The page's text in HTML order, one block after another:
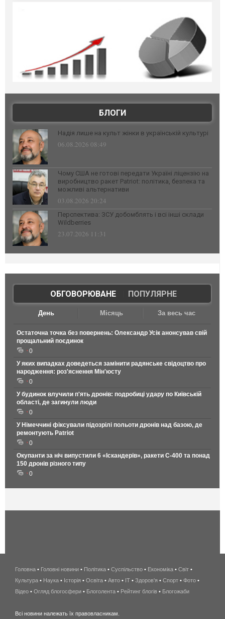
БЛОГИ
Надія лише на культ жінки в українській культурі
06.08.2026 08:49
Чому США не готові передати Україні ліцензію на
виробництво ракет Patriot: політика, безпека та
можливі альтернативи
03.08.2026 20:24
Перспектива: ЗСУ добомблять і всі інші склади
Wildberries
23.07.2026 11:31
ОБГОВОРЮВАНЕ| ПОПУЛЯРНЕ
День Місяць За весь час
Остаточна точка без повернень: Олександр Усік анонсував свій
прощальний поєдинок
0
У яких випадках доведеться замінити радянське свідоцтво про
народження: роз'яснення Мін'юсту
0
У будинок влучили п'ять дронів: подробиці удару по Київській
області, де загинули люди
0
У Німеччині фіксували підозрілі польоти дронів над базою, де
ремонтують Patriot
0
Окупанти за ніч випустили 6 «Іскандерів», ракети С-400 та понад
150 дронів різного типу
0
беспроводной
интернет
киев
Головна • Головні новини • Політика • Суспільство • Економіка • Світ •
Культура • Наука • Історія • Освіта • Авто • IT • Здоров'я • Спорт • Фото •
Відео • Огляд блогосфери • Блоголента • Рейтинг блогів • Блогожаби
Всі новини належать їх правовласникам.